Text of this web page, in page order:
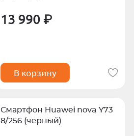
13 990 ₽
В корзину
Смартфон Huawei nova Y73
8/256 (черный)